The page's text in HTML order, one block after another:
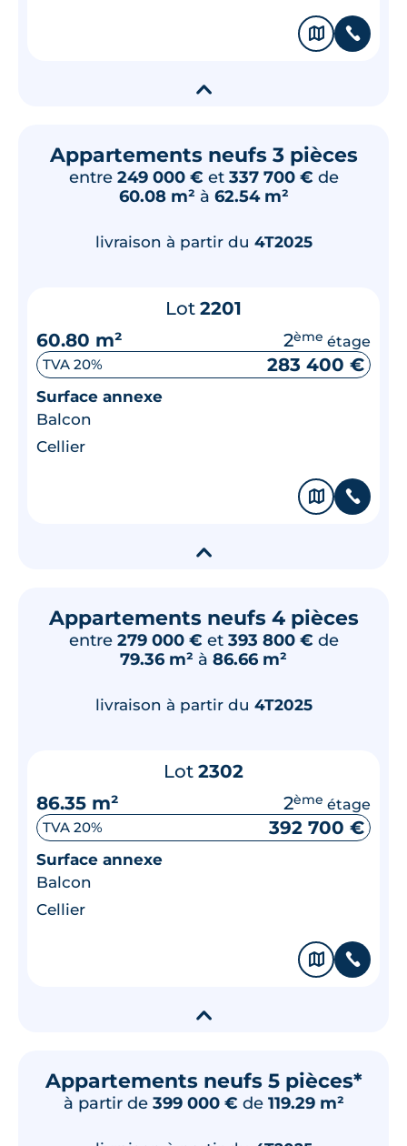
🗞 📞
▾
Appartements neufs 3 pièces
entre 249 000 € et 337 700 € de
60.08 m² à 62.54 m²
livraison à partir du 4T2025
Lot 2201
60.80 m²
2ème étage
TVA 20% 283 400 €
Surface annexe
Balcon
Cellier
🗞 📞
▾
Appartements neufs 4 pièces
entre 279 000 € et 393 800 € de
79.36 m² à 86.66 m²
livraison à partir du 4T2025
Lot 2302
86.35 m²
2ème étage
TVA 20% 392 700 €
Surface annexe
Balcon
Cellier
🗞 📞
▾
Appartements neufs 5 pièces*
à partir de 399 000 € de 119.29 m²